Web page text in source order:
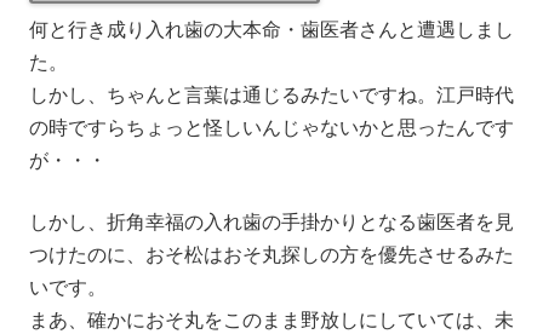
何と行き成り入れ歯の大本命・歯医者さんと遭遇しまし
た。
しかし、ちゃんと言葉は通じるみたいですね。江戸時代
の時ですらちょっと怪しいんじゃないかと思ったんです
が・・・
しかし、折角幸福の入れ歯の手掛かりとなる歯医者を見
つけたのに、おそ松はおそ丸探しの方を優先させるみた
いです。
まあ、確かにおそ丸をこのまま野放しにしていては、未